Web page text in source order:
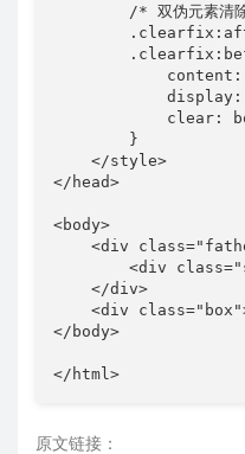
/* 双伪元素清
content:
display:
clear:
        }
    </style>
</head>
<body>
<div
<div
    </div>
<div
</body>
</html>
原文链接：